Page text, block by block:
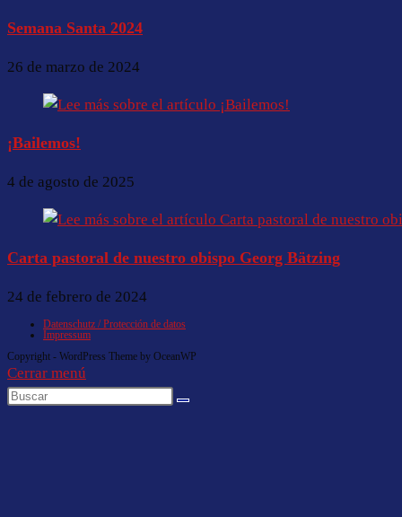
Semana Santa 2024
26 de marzo de 2024
¡Bailemos!
4 de agosto de 2025
Carta pastoral de nuestro obispo Georg Bätzing
24 de febrero de 2024
Datenschutz / Protección de datos
Impressum
Copyright - WordPress Theme by OceanWP
Cerrar menú